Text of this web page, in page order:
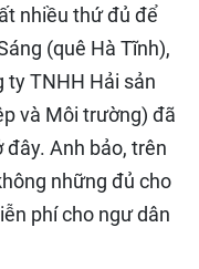
nhiều thứ đủ để
(quê Hà Tĩnh),
ty TNHH Hải sản
và Môi trường) đã
Anh bảo, trên
những đủ cho
phí cho ngư dân